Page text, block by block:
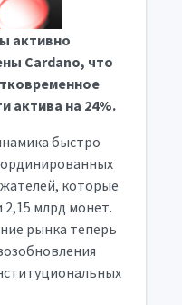
активно
Cardano, что
актива на 24%.
быстро
которые
2,15 млрд монет.
рынка теперь